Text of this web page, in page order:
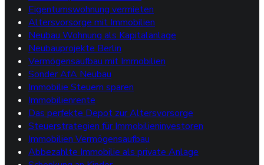
Eigentumswohnung vermieten
Altersvorsorge mit Immobilien
Neubau Wohnung als Kapitalanlage
Neubauprojekte Berlin
Vermögensaufbau mit Immobilien
Sonder AfA Neubau
Immobilie Steuern sparen
Immobilienrente
Das perfekte Depot zur Altersvorsorge
Steuerstrategien für Immobilieninvestoren
Immobilien Vermögensaufbau
Abbezahlte Immobilie als private Anlage